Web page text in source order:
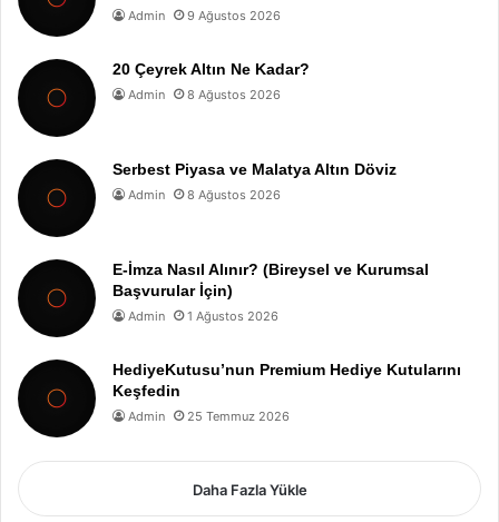
Admin 9 Ağustos 2026
20 Çeyrek Altın Ne Kadar?
Admin 8 Ağustos 2026
Serbest Piyasa ve Malatya Altın Döviz
Admin 8 Ağustos 2026
E-İmza Nasıl Alınır? (Bireysel ve Kurumsal
Başvurular İçin)
Admin 1 Ağustos 2026
HediyeKutusu’nun Premium Hediye Kutularını
Keşfedin
Admin 25 Temmuz 2026
Daha Fazla Yükle